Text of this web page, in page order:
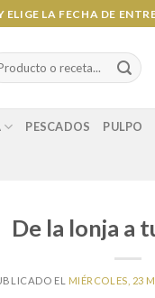
LA FECHA DE
PESCADOS PULPO
De la lonja a
EL MIÉRCOLES, 23